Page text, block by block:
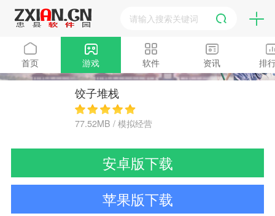
首页 游戏 软件 资讯 排
饺子堆栈
77.52MB / 模拟经营
安卓版下载
苹果版下载